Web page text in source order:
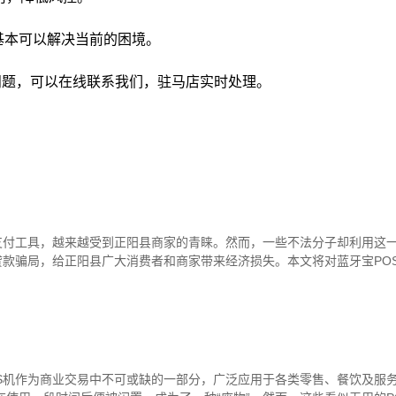
可以解决当前的困境。
，可以在线联系我们，驻马店实时处理。
工具，越来越受到正阳县商家的青睐。然而，一些不法分子却利用这
骗局，给正阳县广大消费者和商家带来经济损失。本文将对蓝牙宝
作为商业交易中不可或缺的一部分，广泛应用于各类零售、餐饮及服